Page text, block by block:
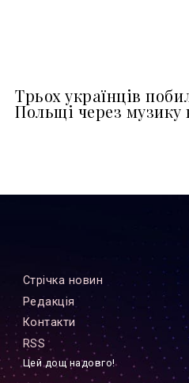
Трьох українців
Польщі через музику
Стрiчка новин
Редакцiя
Контакти
RSS
Цей дощ надовго!